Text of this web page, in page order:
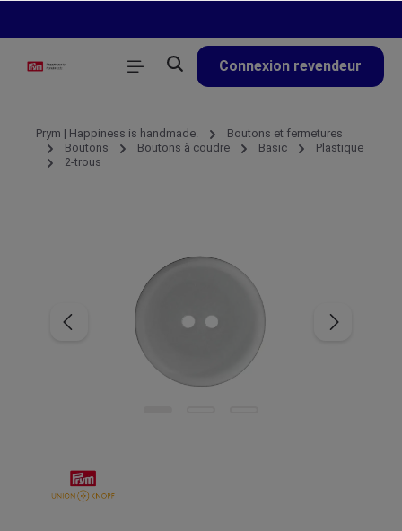
Connexion revendeur
Prym | Happiness is handmade.
Boutons et fermetures
Boutons
Boutons à coudre Basic
Plastique
2-trous